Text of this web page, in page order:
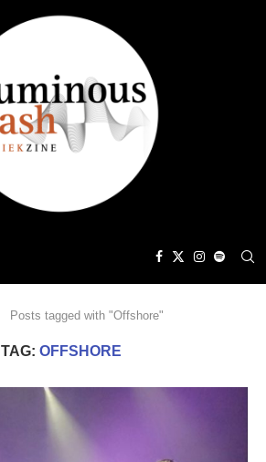
Posts tagged with "Offshore"
TAG: OFFSHORE